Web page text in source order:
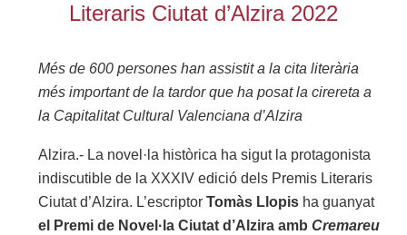
Literaris Ciutat d’Alzira 2022
Més de 600 persones han assistit a la cita literària
més important de la tardor que ha posat la cirereta a
la Capitalitat Cultural Valenciana d’Alzira
Alzira.- La novel·la històrica ha sigut la protagonista
indiscutible de la XXXIV edició dels Premis Literaris
Ciutat d’Alzira. L’escriptorTomàs Llopis ha guanyat
el Premi de Novel·la Ciutat d’Alzira ambCremareu